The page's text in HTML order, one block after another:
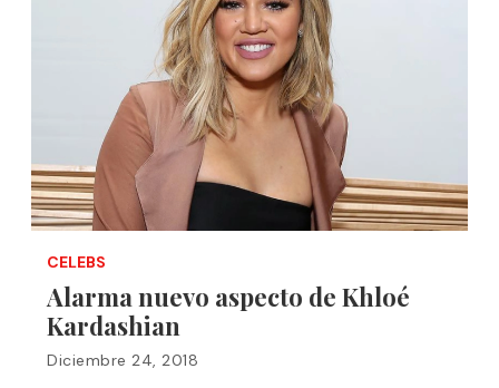
CELEBS
Alarma nuevo aspecto de Khloé
Kardashian
Diciembre 24, 2018